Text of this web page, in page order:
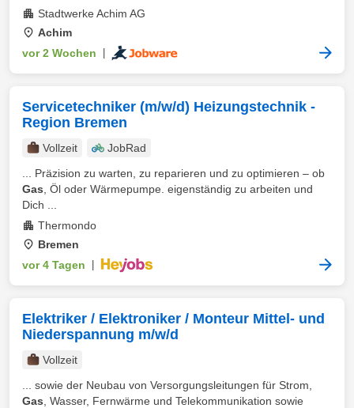
Stadtwerke Achim AG
Achim
vor 2 Wochen
Servicetechniker (m/w/d) Heizungstechnik -
Region Bremen
Vollzeit
JobRad
... Präzision zu warten, zu reparieren und zu optimieren – ob
Gas , Öl oder Wärmepumpe. eigenständig zu arbeiten und
Dich ...
Thermondo
Bremen
vor 4 Tagen
Elektriker / Elektroniker / Monteur Mittel- und
Niederspannung m/w/d
Vollzeit
... sowie der Neubau von Versorgungsleitungen für Strom,
Gas , Wasser, Fernwärme und Telekommunikation sowie